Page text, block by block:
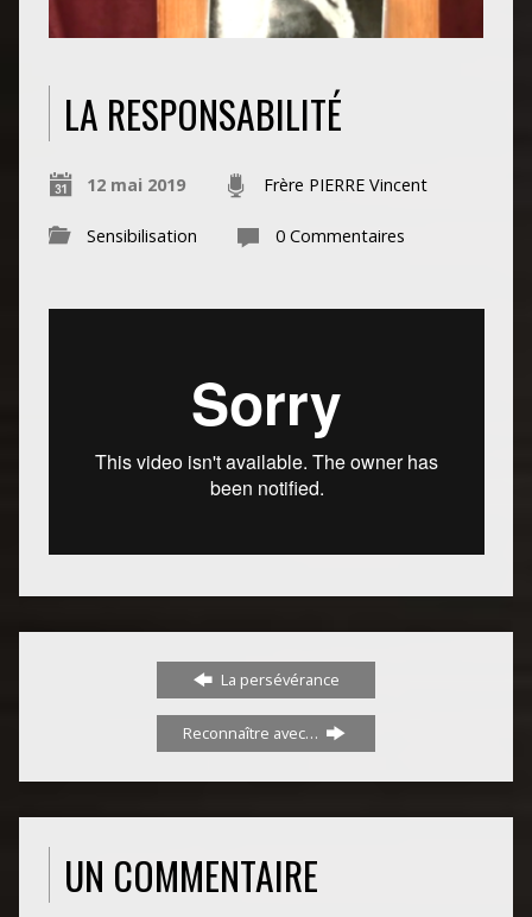
LA RESPONSABILITÉ
12 mai 2019 Frère PIERRE Vincent
Sensibilisation 0 Commentaires
La persévérance
Reconnaître avec…
UN COMMENTAIRE